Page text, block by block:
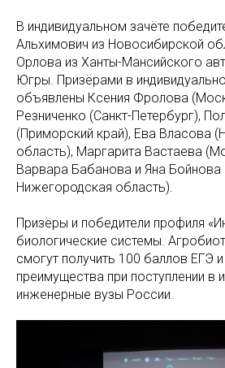
В индивидуальном зачёте
Альхимович из Новосибирской
Орлова из Ханты-Мансийского
Югры. Призёрами в
объявлены Ксения Фролова
Резниченко (Санкт-Петербург),
(Приморский край), Ева Власова
область), Маргарита Вастаева
Варвара Бабанова и Яна
Нижегородская область).
Призёры и победители профиля
биологические системы.
смогут получить 100 баллов ЕГЭ
преимущества при поступлении в
инженерные вузы России.